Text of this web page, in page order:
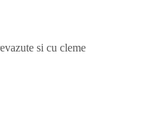
si cu cleme